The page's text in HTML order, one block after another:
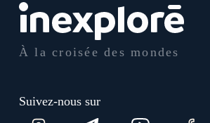
À la croisée des mondes
Suivez-nous sur